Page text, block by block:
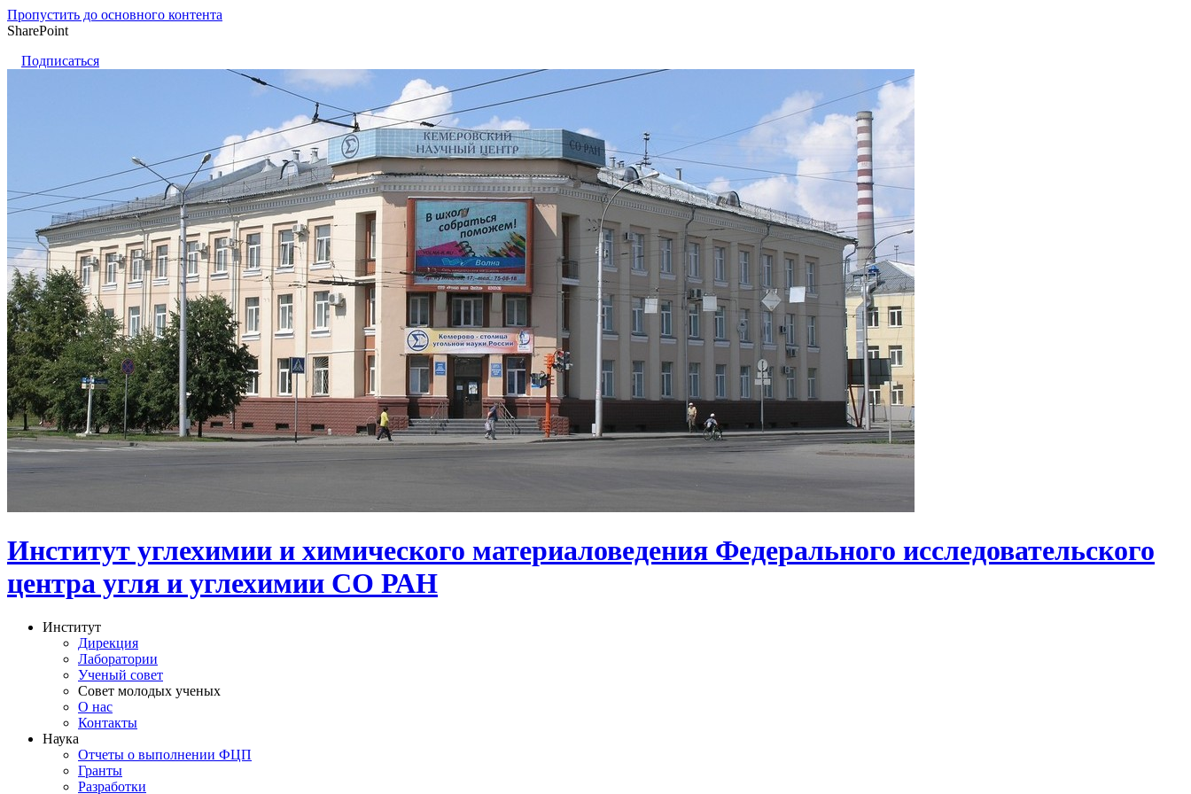
Пропустить до основного контента
SharePoint
Подписаться
Институт углехимии и химического материаловедения Федерального исследовательского
центра угля и углехимии СО РАН
Институт
Дирекция
Лаборатории
Ученый совет
Совет молодых ученых
О нас
Контакты
Наука
Отчеты о выполнении ФЦП
Гранты
Разработки